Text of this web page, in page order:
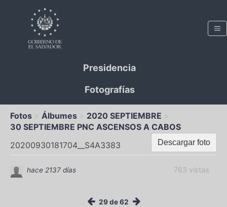
Presidencia
Fotografías
Fotos Álbumes
2020 SEPTIEMBRE
30 SEPTIEMBRE PNC ASCENSOS A CABOS
Descargar foto
20200930181704__S4A3383
763 vistas
hace 2137 días
29 de 62